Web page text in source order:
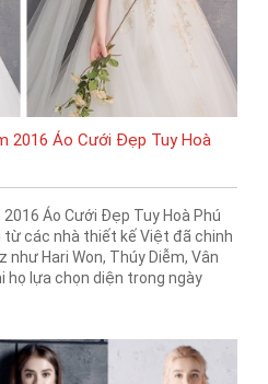
2016 Áo Cưới Đẹp Tuy Hoà
Áo Cưới Đẹp Tuy Hoà Phú
các nhà thiết kế Việt đã chinh
Hari Won, Thúy Diễm, Vân
họ lựa chọn diện trong ngày